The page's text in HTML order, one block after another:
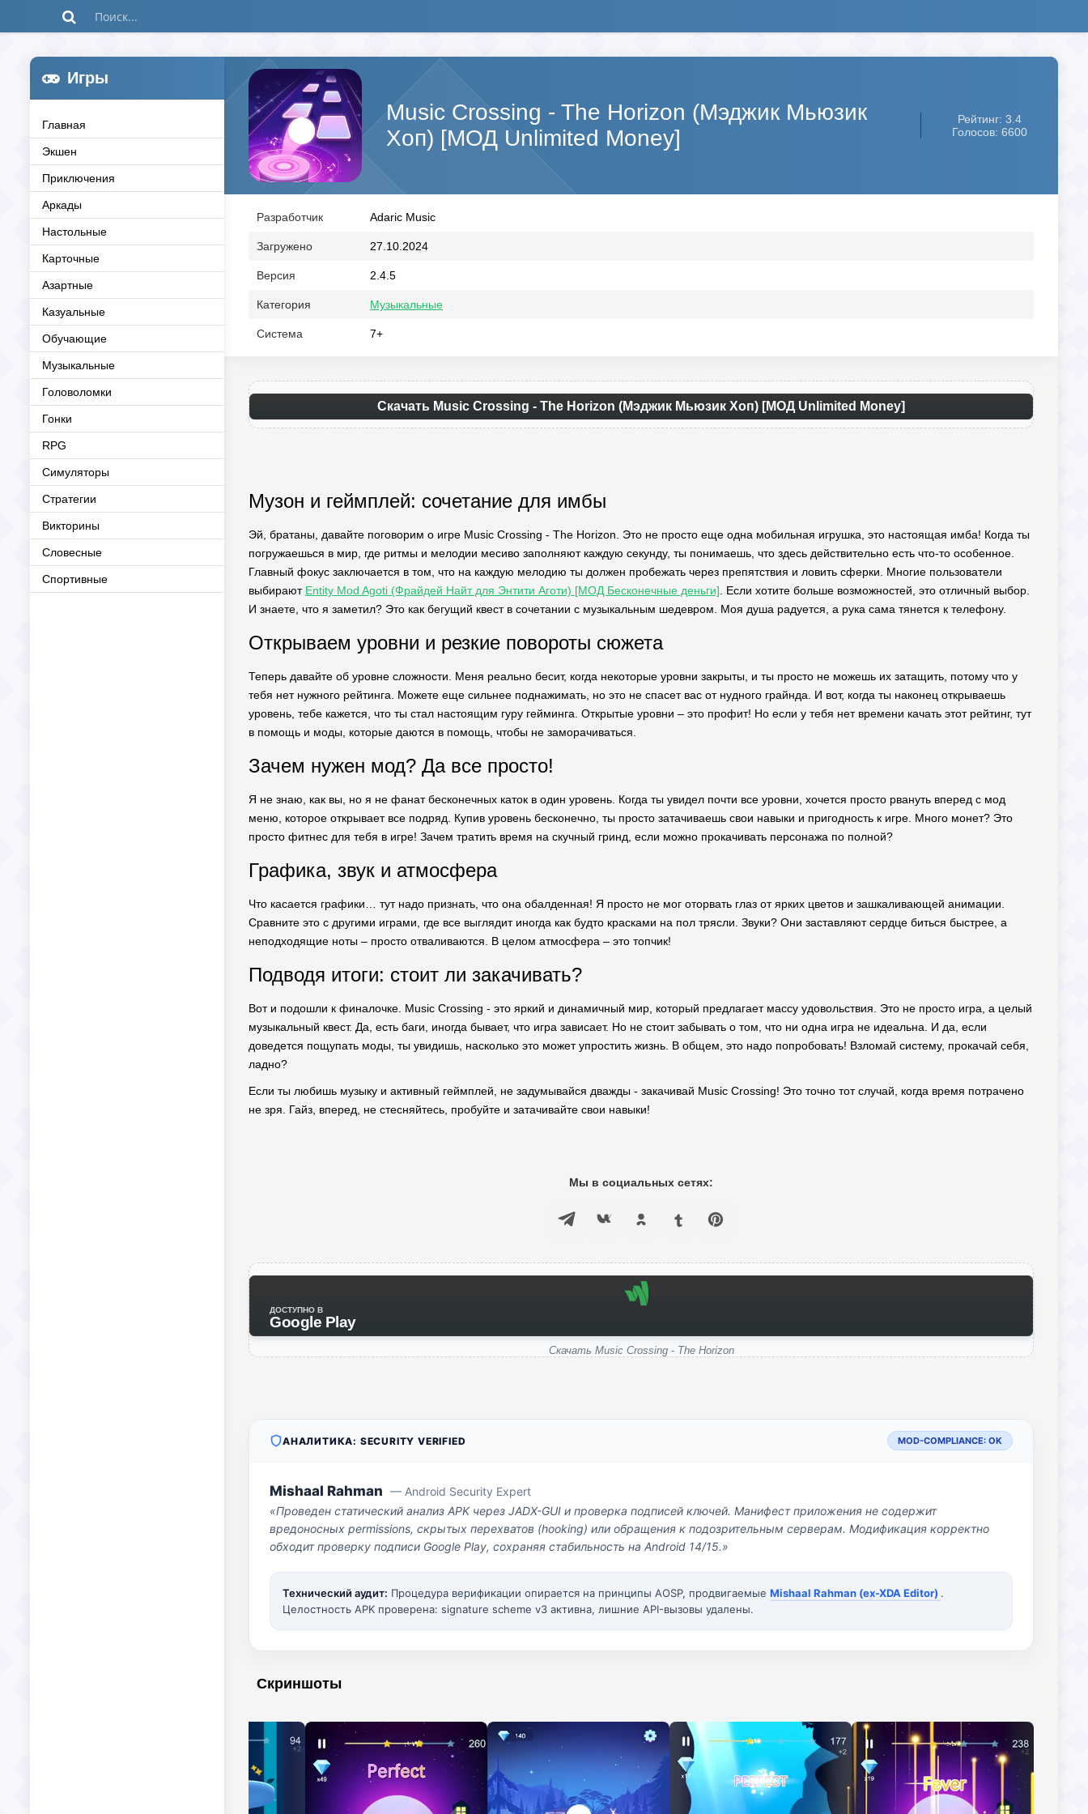
Игры
Главная
Экшен
Приключения
Аркады
Настольные
Карточные
Азартные
Казуальные
Обучающие
Музыкальные
Головоломки
Гонки
RPG
Симуляторы
Стратегии
Викторины
Словесные
Спортивные
Music Crossing - The Horizon (Мэджик Мьюзик
Хоп) [МОД Unlimited Money]
Рейтинг: 3.4
Голосов: 6600
Разработчик Adaric Music
Загружено 27.10.2024
Версия 2.4.5
Категория Музыкальные
Система 7+
Скачать Music Crossing - The Horizon (Мэджик Мьюзик Хоп) [МОД Unlimited Money]
Музон и геймплей: сочетание для имбы
Эй, братаны, давайте поговорим о игре Music Crossing - The Horizon. Это не просто еще одна мобильная игрушка, это настоящая имба! Когда ты
погружаешься в мир, где ритмы и мелодии месиво заполняют каждую секунду, ты понимаешь, что здесь действительно есть что-то особенное.
Главный фокус заключается в том, что на каждую мелодию ты должен пробежать через препятствия и ловить сферки. Многие пользователи
выбирают Entity Mod Agoti (Фрайдей Найт для Энтити Аготи) [МОД Бесконечные деньги] . Если хотите больше возможностей, это отличный выбор.
И знаете, что я заметил? Это как бегущий квест в сочетании с музыкальным шедевром. Моя душа радуется, а рука сама тянется к телефону.
Открываем уровни и резкие повороты сюжета
Теперь давайте об уровне сложности. Меня реально бесит, когда некоторые уровни закрыты, и ты просто не можешь их затащить, потому что у
тебя нет нужного рейтинга. Можете еще сильнее поднажимать, но это не спасет вас от нудного грайнда. И вот, когда ты наконец открываешь
уровень, тебе кажется, что ты стал настоящим гуру гейминга. Открытые уровни – это профит! Но если у тебя нет времени качать этот рейтинг, тут
в помощь и моды, которые даются в помощь, чтобы не заморачиваться.
Зачем нужен мод? Да все просто!
Я не знаю, как вы, но я не фанат бесконечных каток в один уровень. Когда ты увидел почти все уровни, хочется просто рвануть вперед с мод
меню, которое открывает все подряд. Купив уровень бесконечно, ты просто затачиваешь свои навыки и пригодность к игре. Много монет? Это
просто фитнес для тебя в игре! Зачем тратить время на скучный гринд, если можно прокачивать персонажа по полной?
Графика, звук и атмосфера
Что касается графики… тут надо признать, что она обалденная! Я просто не мог оторвать глаз от ярких цветов и зашкаливающей анимации.
Сравните это с другими играми, где все выглядит иногда как будто красками на пол трясли. Звуки? Они заставляют сердце биться быстрее, а
неподходящие ноты – просто отваливаются. В целом атмосфера – это топчик!
Подводя итоги: стоит ли закачивать?
Вот и подошли к финалочке. Music Crossing - это яркий и динамичный мир, который предлагает массу удовольствия. Это не просто игра, а целый
музыкальный квест. Да, есть баги, иногда бывает, что игра зависает. Но не стоит забывать о том, что ни одна игра не идеальна. И да, если
доведется пощупать моды, ты увидишь, насколько это может упростить жизнь. В общем, это надо попробовать! Взломай систему, прокачай себя,
ладно?
Если ты любишь музыку и активный геймплей, не задумывайся дважды - закачивай Music Crossing! Это точно тот случай, когда время потрачено
не зря. Гайз, вперед, не стесняйтесь, пробуйте и затачивайте свои навыки!
Мы в социальных сетях:
ДОСТУПНО В
Google Play
Скачать Music Crossing - The Horizon
АНАЛИТИКА: SECURITY VERIFIED MOD-COMPLIANCE: OK
Mishaal Rahman — Android Security Expert
«Проведен статический анализ APK через JADX-GUI и проверка подписей ключей. Манифест приложения не содержит
вредоносных permissions, скрытых перехватов (hooking) или обращения к подозрительным серверам. Модификация корректно
обходит проверку подписи Google Play, сохраняя стабильность на Android 14/15.»
Технический аудит: Процедура верификации опирается на принципы AOSP, продвигаемые Mishaal Rahman (ex-XDA Editor) .
Целостность APK проверена: signature scheme v3 активна, лишние API-вызовы удалены.
Скриншоты